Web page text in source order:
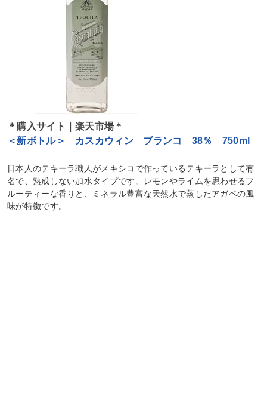
＊購入サイト｜楽天市場＊
＜新ボトル＞ カスカウィン ブランコ 38％ 750ml
日本人のテキーラ職人がメキシコで作っているテキーラとして有
名で、熟成しない加水タイプです。レモンやライムを思わせるフ
ルーティーな香りと、ミネラル豊富な天然水で蒸したアガベの風
味が特徴です。